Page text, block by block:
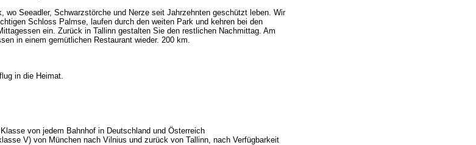
wo Seeadler, Schwarzstörche und Nerze seit Jahrzehnten geschützt leben. Wir
Schloss Palmse, laufen durch den weiten Park und kehren bei den
ein. Zurück in Tallinn gestalten Sie den restlichen Nachmittag. Am
in einem gemütlichen Restaurant wieder. 200 km.
in die Heimat.
von jedem Bahnhof in Deutschland und Österreich
V) von München nach Vilnius und zurück von Tallinn, nach Verfügbarkeit